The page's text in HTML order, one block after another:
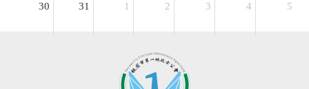
30 31 1 2 3 4 5